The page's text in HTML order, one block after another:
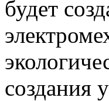
будет
создания